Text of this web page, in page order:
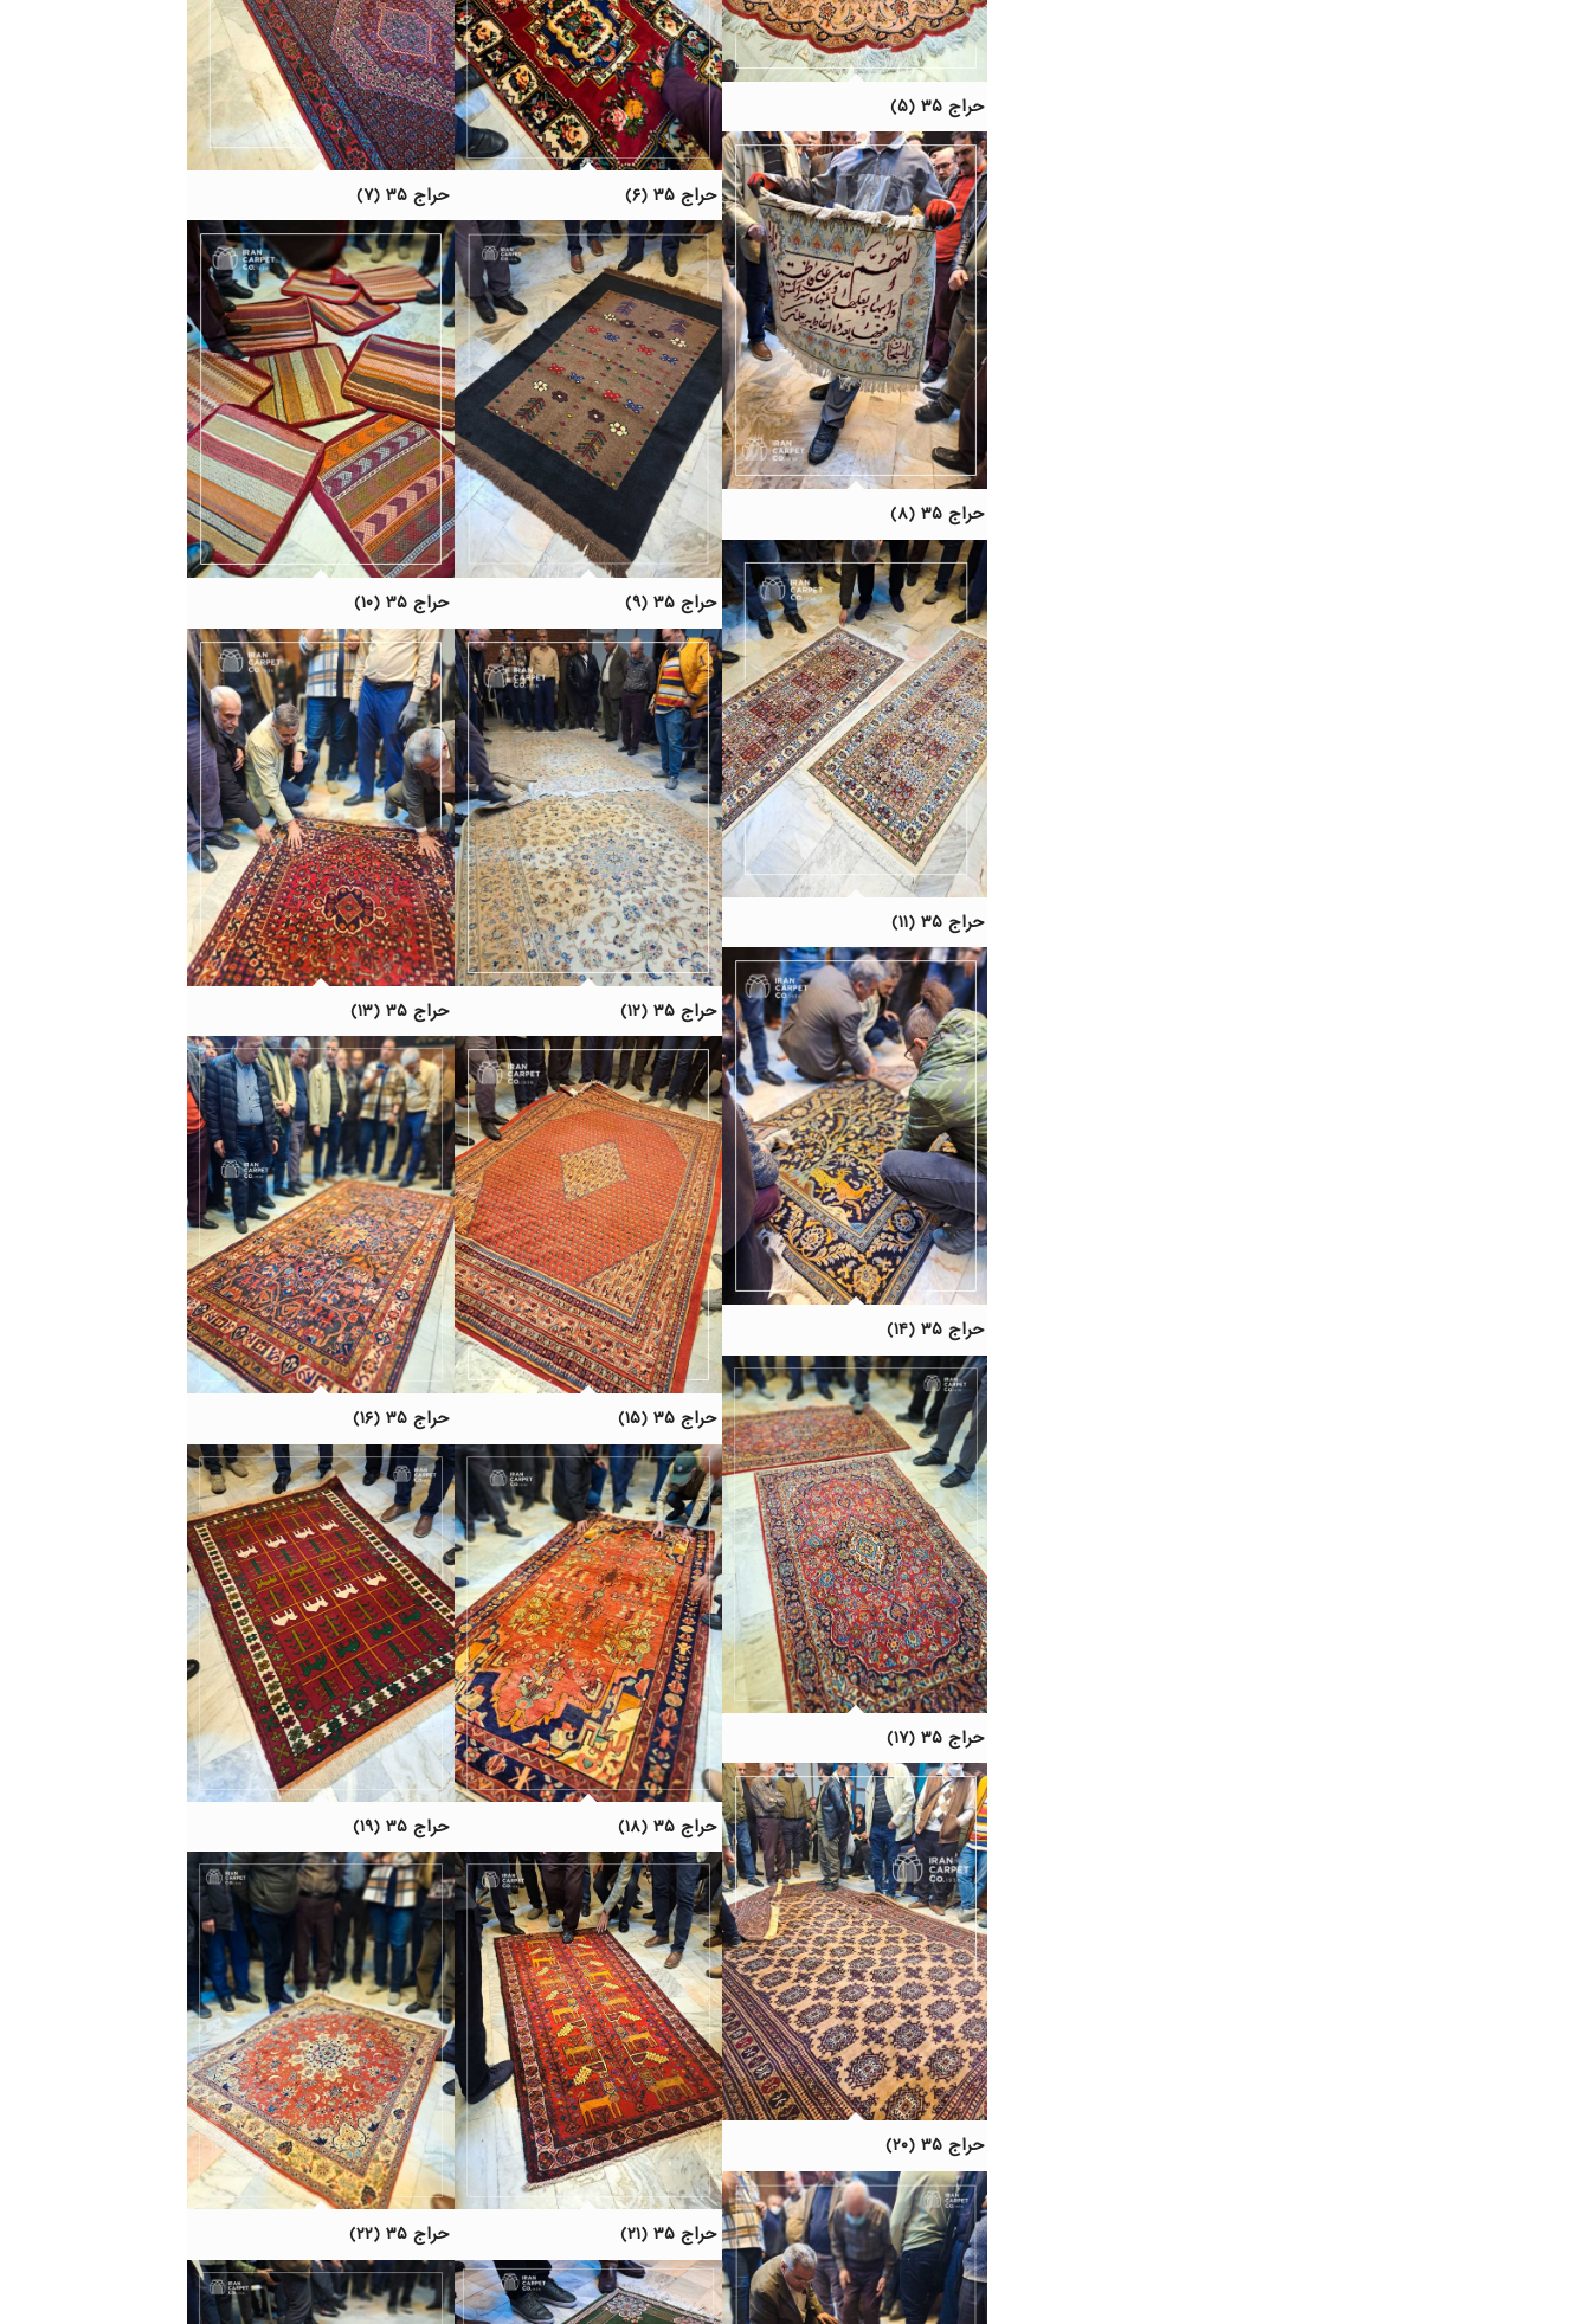
حراج ۳۵ (۵)
حراج ۳۵ (۶) حراج ۳۵ (۷)
حراج ۳۵ (۸)
حراج ۳۵ (۹) حراج ۳۵ (۱۰)
حراج ۳۵ (۱۱)
حراج ۳۵ (۱۲) حراج ۳۵ (۱۳)
حراج ۳۵ (۱۴)
حراج ۳۵ (۱۵) حراج ۳۵ (۱۶)
حراج ۳۵ (۱۷)
حراج ۳۵ (۱۸) حراج ۳۵ (۱۹)
حراج ۳۵ (۲۰)
حراج ۳۵ (۲۱) حراج ۳۵ (۲۲)